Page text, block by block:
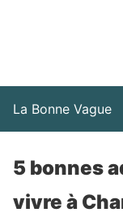
La Bonne Vague
5 bonnes
vivre à